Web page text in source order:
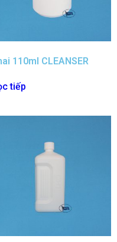
110ml CLEANSER
tiếp